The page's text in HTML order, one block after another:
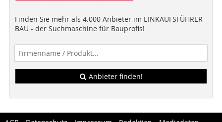
Finden Sie mehr als 4.000 Anbieter im EINKAUFSFÜHRER
BAU - der Suchmaschine für Bauprofis!
Anbieter finden!